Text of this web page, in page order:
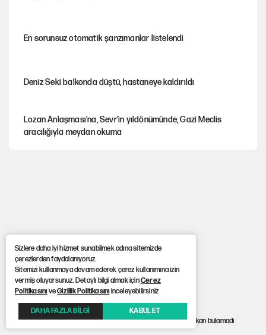
En sorunsuz otomatik şanzımanlar listelendi
Deniz Seki balkonda düştü, hastaneye kaldırıldı
Lozan Anlaşması'na, Sevr’in yıldönümünde, Gazi Meclis
aracılığıyla meydan okuma
Okan Buruk'tan Jankat Yılmaz kararı
Galaxy Z Fold8’de geniş ekran ve yapay zekâ vurgusu
Anasayfa> 21 il başkanlığı boş kaldı: CHP'de butlan yönetimi başkan bulamadı
Sizlere daha iyi hizmet sunabilmek adına sitemizde
çerezlerden faydalanıyoruz.
Sitemizi kullanmaya devam ederek çerez kullanımına izin
vermiş oluyorsunuz. Detaylı bilgi almak içinÇerez
PolitikasınıveGizlilik Politikasınıinceleyebilirsiniz
DAHA FAZLA BİLGİ KABUL ET